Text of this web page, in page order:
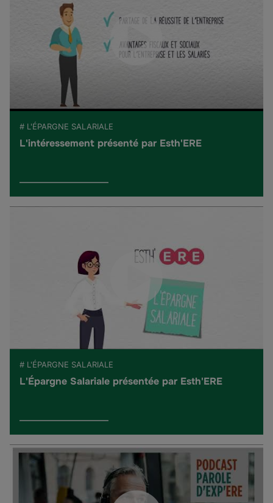
# L'ÉPARGNE SALARIALE
L'intéressement présenté par Esth'ERE
# L'ÉPARGNE SALARIALE
L'Épargne Salariale présentée par Esth'ERE